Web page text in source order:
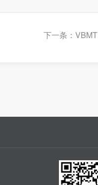
下一条：VBMT